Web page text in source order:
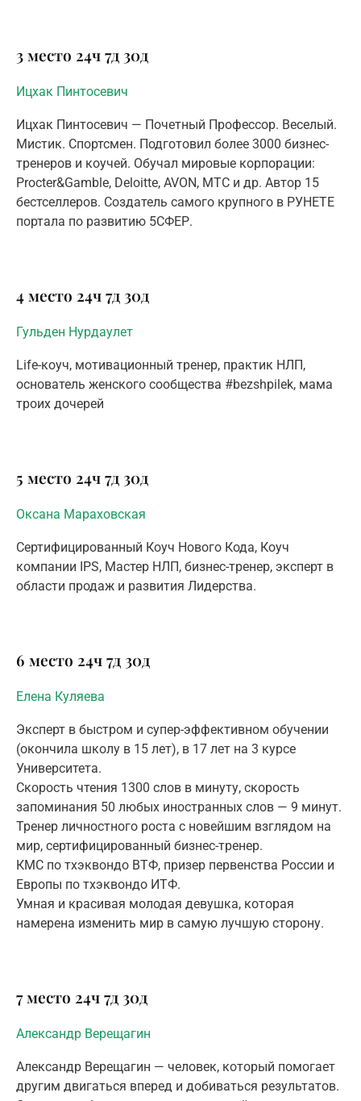
3 место 24ч7д 30д
Ицхак Пинтосевич
Ицхак Пинтосевич — Почетный Профессор. Веселый.
Мистик. Спортсмен. Подготовил более 3000 бизнес-
тренеров и коучей. Обучал мировые корпорации:
Procter&Gamble, Deloitte, AVON, MTC и др. Автор 15
бестселлеров. Создатель самого крупного в РУНЕТЕ
портала по развитию 5СФЕР.
4 место 24ч7д 30д
Гульден Нурдаулет
Life-коуч, мотивационный тренер, практик НЛП,
основатель женского сообщества #bezshpilek, мама
троих дочерей
5 место 24ч7д 30д
Оксана Мараховская
Сертифицированный Коуч Нового Кода, Коуч
компании IPS, Мастер НЛП, бизнес-тренер, эксперт в
области продаж и развития Лидерства.
6 место 24ч7д 30д
Елена Куляева
Эксперт в быстром и супер-эффективном обучении
(окончила школу в 15 лет), в 17 лет на 3 курсе
Университета.
Скорость чтения 1300 слов в минуту, скорость
запоминания 50 любых иностранных слов — 9 минут.
Тренер личностного роста с новейшим взглядом на
мир, сертифицированный бизнес-тренер.
КМС по тхэквондо ВТФ, призер первенства России и
Европы по тхэквондо ИТФ.
Умная и красивая молодая девушка, которая
намерена изменить мир в самую лучшую сторону.
7 место 24ч7д 30д
Александр Верещагин
Александр Верещагин — человек, который помогает
другим двигаться вперед и добиваться результатов.